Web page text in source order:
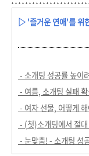
▷ '즐거운 연애'를 위
- 소개팅 성공률 높이
- 여름, 소개팅 실패
- 여자 선물, 어떻게
- (첫)소개팅에서 절
- 눈맞춤! - 소개팅 성